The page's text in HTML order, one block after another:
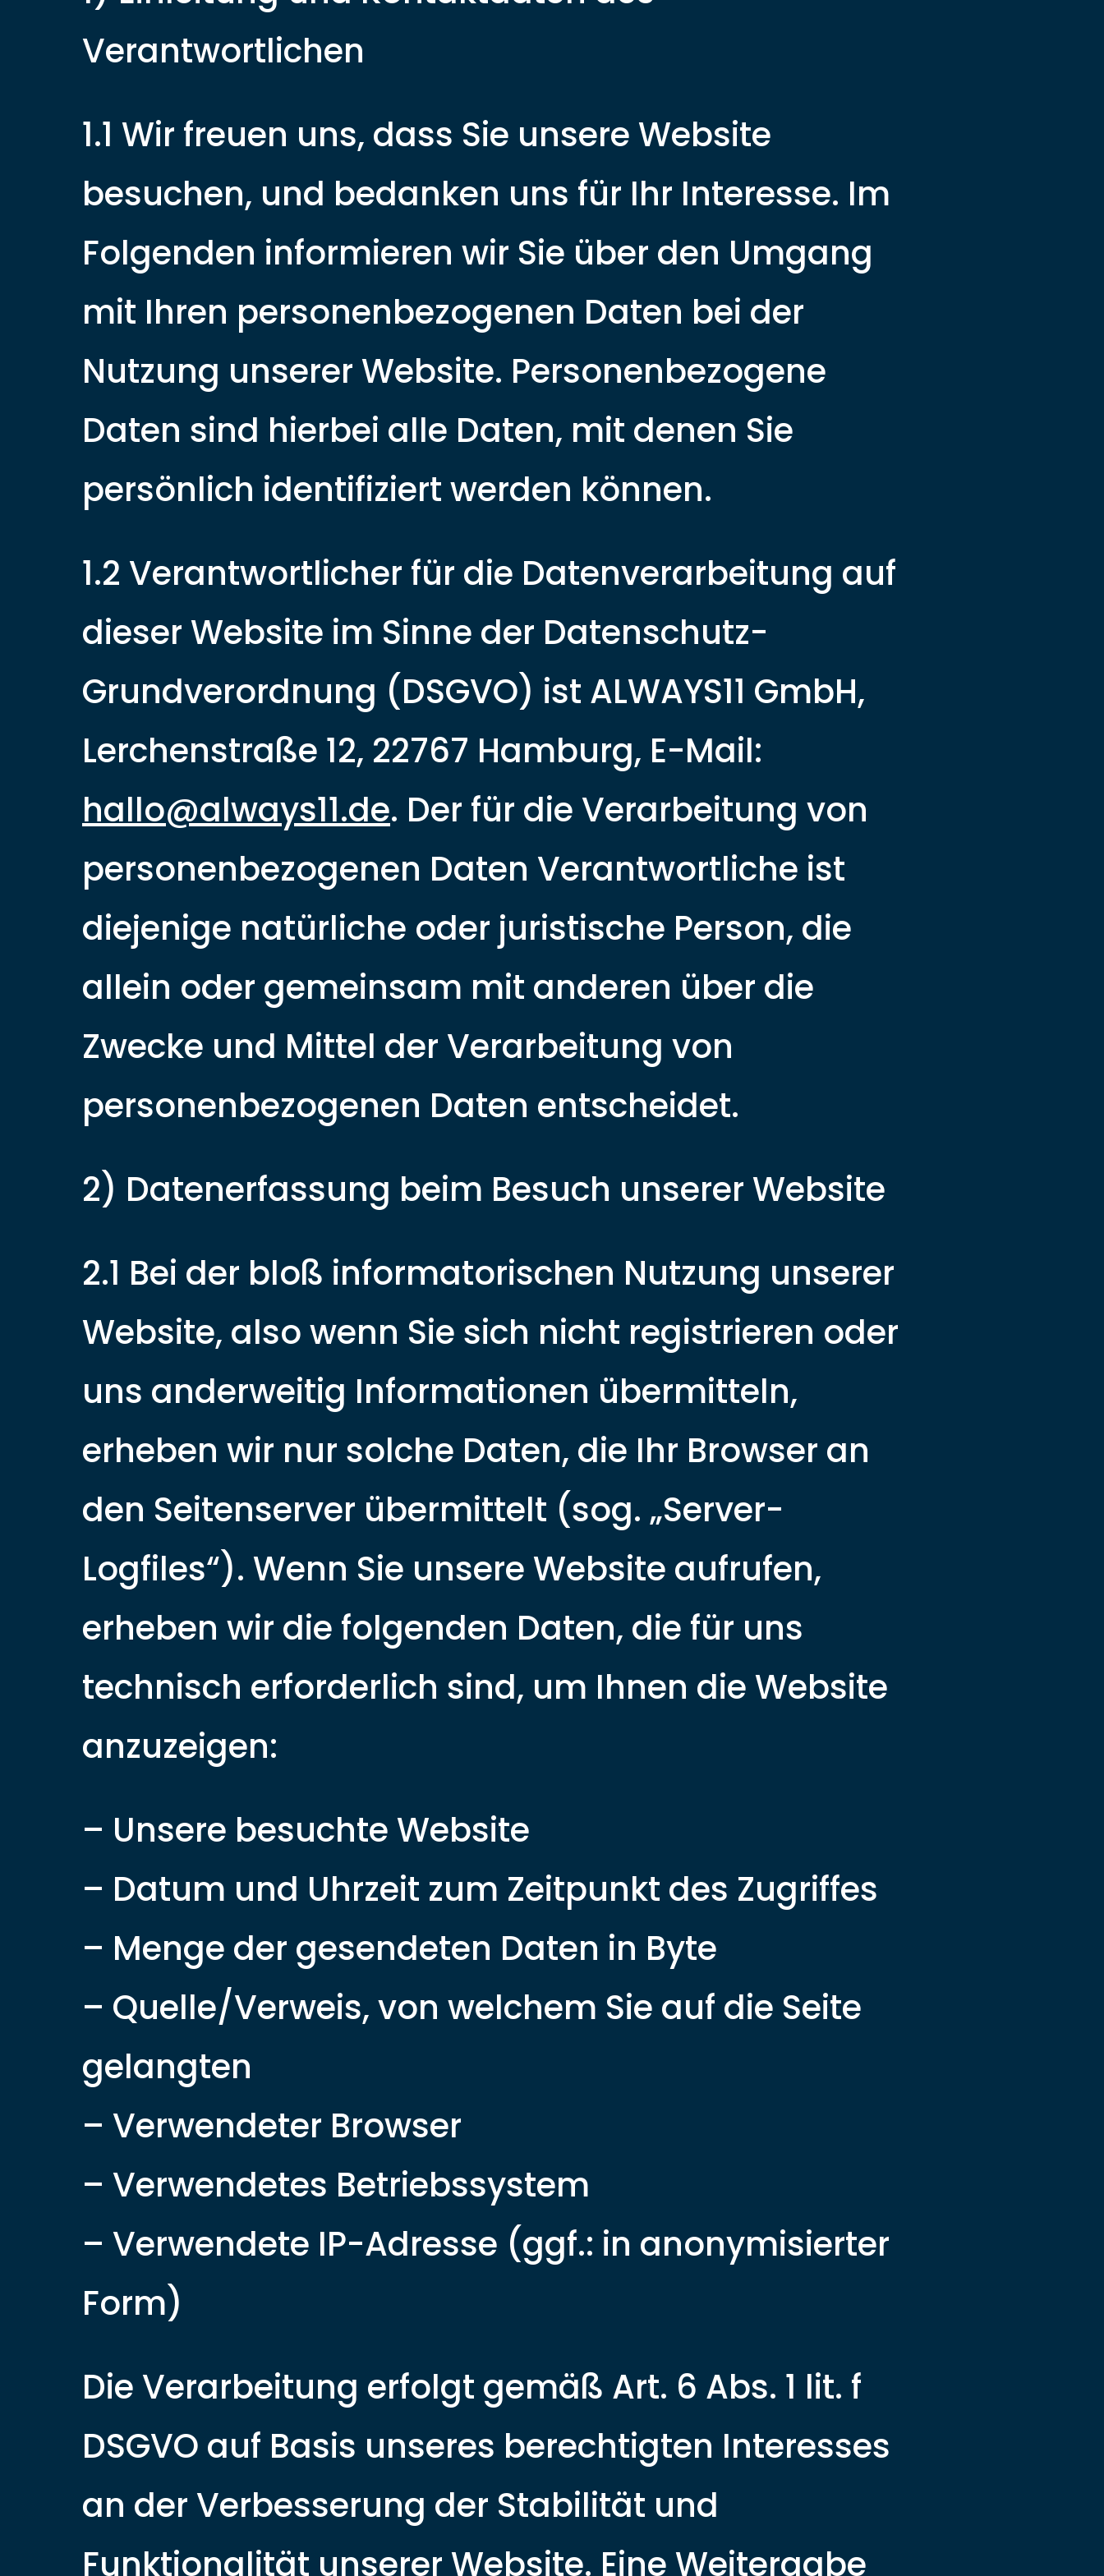
Verantwortlichen
1.1 Wir freuen uns, dass Sie unsere Website
besuchen, und bedanken uns für Ihr Interesse. Im
Folgenden informieren wir Sie über den Umgang
mit Ihren personenbezogenen Daten bei der
Nutzung unserer Website. Personenbezogene
Daten sind hierbei alle Daten, mit denen Sie
persönlich identifiziert werden können.
1.2 Verantwortlicher für die Datenverarbeitung auf
dieser Website im Sinne der Datenschutz-
Grundverordnung (DSGVO) ist ALWAYS11 GmbH,
Lerchenstraße 12, 22767 Hamburg, E-Mail:
hallo@always11.de. Der für die Verarbeitung von
personenbezogenen Daten Verantwortliche ist
diejenige natürliche oder juristische Person, die
allein oder gemeinsam mit anderen über die
Zwecke und Mittel der Verarbeitung von
personenbezogenen Daten entscheidet.
2) Datenerfassung beim Besuch unserer Website
2.1 Bei der bloß informatorischen Nutzung unserer
Website, also wenn Sie sich nicht registrieren oder
uns anderweitig Informationen übermitteln,
erheben wir nur solche Daten, die Ihr Browser an
den Seitenserver übermittelt (sog. „Server-
Logfiles“). Wenn Sie unsere Website aufrufen,
erheben wir die folgenden Daten, die für uns
technisch erforderlich sind, um Ihnen die Website
anzuzeigen:
– Unsere besuchte Website
– Datum und Uhrzeit zum Zeitpunkt des Zugriffes
– Menge der gesendeten Daten in Byte
– Quelle/Verweis, von welchem Sie auf die Seite
gelangten
– Verwendeter Browser
– Verwendetes Betriebssystem
– Verwendete IP-Adresse (ggf.: in anonymisierter
Form)
Die Verarbeitung erfolgt gemäß Art. 6 Abs. 1 lit. f
DSGVO auf Basis unseres berechtigten Interesses
an der Verbesserung der Stabilität und
Funktionalität unserer Website. Eine Weitergabe